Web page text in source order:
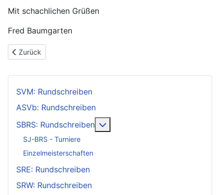
Mit schachlichen Grüßen
Fred Baumgarten
Vorheriger Beitrag: SVM: Dokumente & Rundschreiben
Zurück
SVM: Rundschreiben
ASVb: Rundschreiben
SBRS: Rundschreiben
SJ-BRS - Turniere
Einzelmeisterschaften
SRE: Rundschreiben
SRW: Rundschreiben